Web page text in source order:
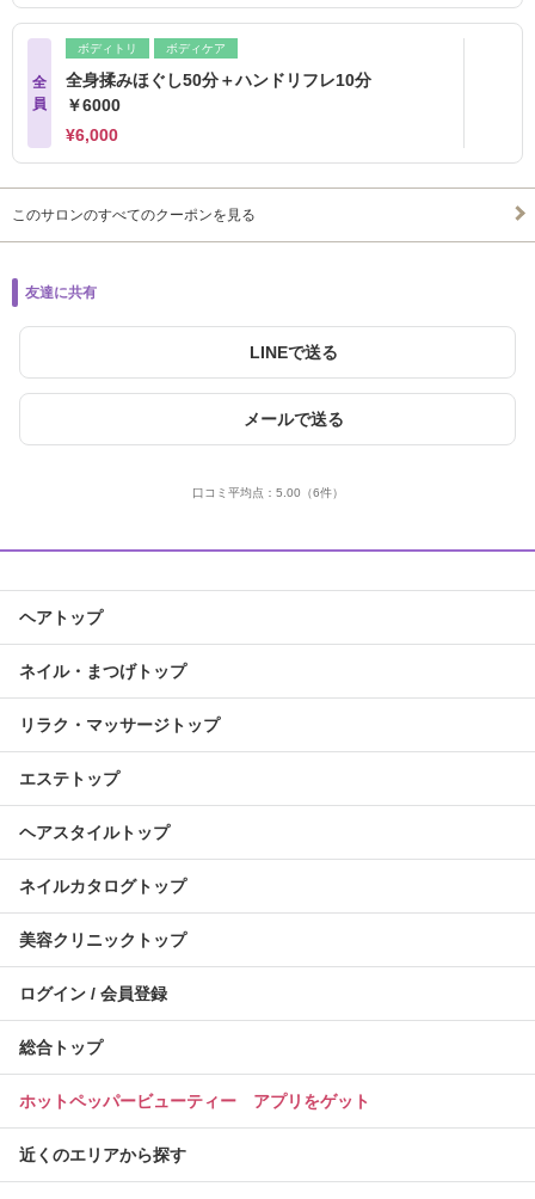
全
員
ボディトリ ボディケア
全身揉みほぐし50分＋ハンドリフレ10分
￥6000
¥6,000
このサロンのすべてのクーポンを見る
友達に共有
LINEで送る
メールで送る
口コミ平均点： 5.00 （6件）
ヘアトップ
ネイル・まつげトップ
リラク・マッサージトップ
エステトップ
ヘアスタイルトップ
ネイルカタログトップ
美容クリニックトップ
ログイン / 会員登録
総合トップ
ホットペッパービューティー アプリをゲット
近くのエリアから探す